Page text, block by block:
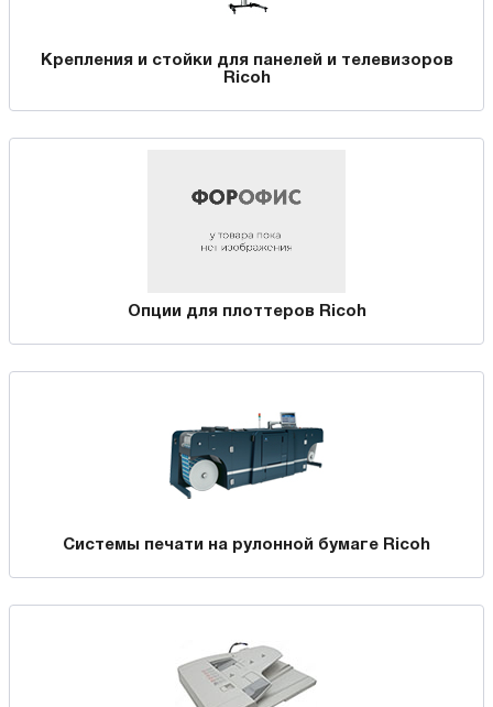
Крепления и стойки для панелей и телевизоров
Ricoh
Опции для плоттеров Ricoh
Системы печати на рулонной бумаге Ricoh